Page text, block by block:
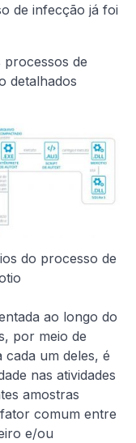
de infecção já foi
processos de
detalhados
do processo de
ao longo do
por meio de
cada um deles, é
nas atividades
amostras
comum entre
e/ou